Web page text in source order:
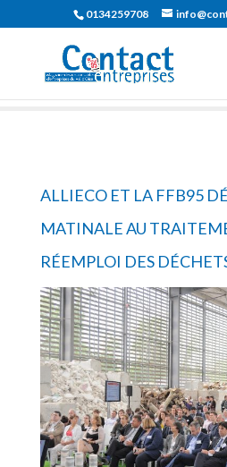
0134259708
ALLIECO ET LA FFB95
MATINALE AU
RÉEMPLOI DES